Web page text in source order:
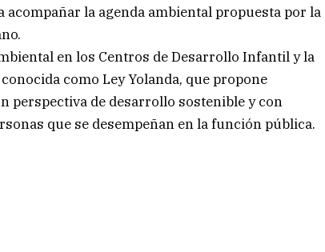
la agenda ambiental propuesta por la
en los Centros de Desarrollo Infantil y la
como Ley Yolanda, que propone
perspectiva de desarrollo sostenible y con
que se desempeñan en la función pública.